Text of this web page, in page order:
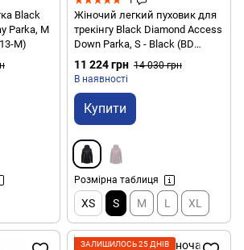
Black
Parka, M
M)
Жіночий легкий пуховик для
трекінгу Black Diamond Access
Down Parka, S - Black (BD
746082.0002-S)
11 224 грн 14 030 грн
В наявності
Купити
Розмірна таблиця
XS S M L XL
ЗАЛИШИЛОСЬ 25 ДНІВ